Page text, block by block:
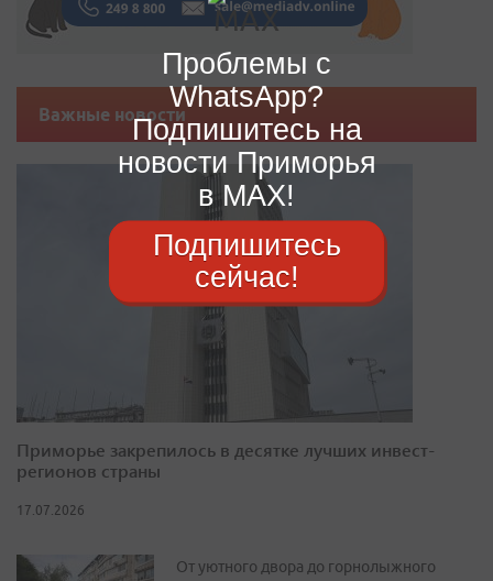
Важные новости
Приморье закрепилось в десятке лучших инвест-
регионов страны
17.07.2026
От уютного двора до горнолыжного
Проблемы с
WhatsApp?
Подпишитесь на
новости Приморья
в MAX!
Подпишитесь
сейчас!